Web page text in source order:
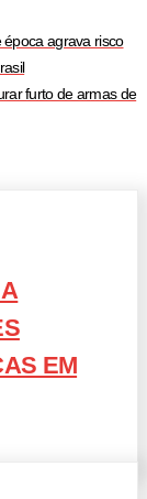
época agrava risco
furto de armas de
EM